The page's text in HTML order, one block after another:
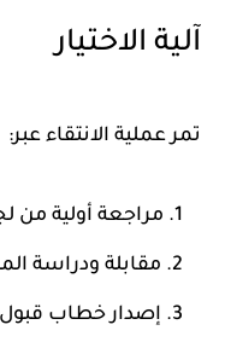
آلية الاختيار
تمر عملية الانتقاء عبر:
مراجعة أولية من
مقابلة ودراسة
إصدار خطاب قبول